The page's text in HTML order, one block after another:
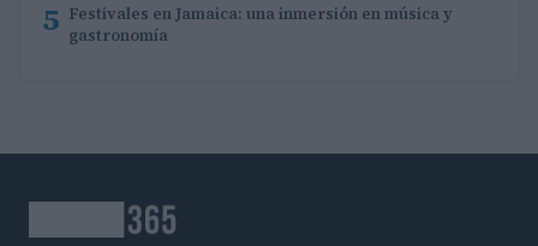
5 Festivales en Jamaica: una inmersión en música y
gastronomía